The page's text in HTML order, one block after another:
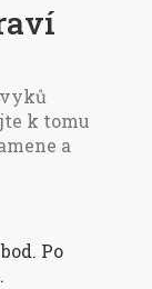
k tomu
a
Po